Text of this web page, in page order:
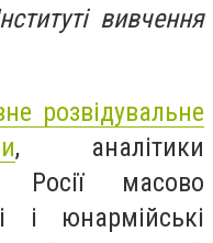
вивчення
розвідувальне
, аналітики
масово
і юнармійські